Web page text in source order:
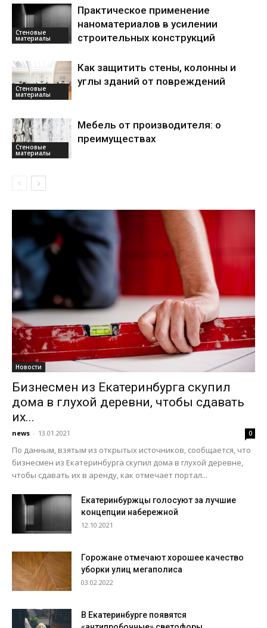
Стеновые
материалы
Практическое применение
наноматериалов в усилении
строительных конструкций
Стеновые
материалы
Как защитить стены, колонны и
углы зданий от повреждений
Стеновые
материалы
Мебель от производителя: о
преимуществах
Новости
Бизнесмен из Екатеринбурга скупил
дома в глухой деревни, чтобы сдавать
их...
news - 13.01.2021 0
По данным, взятым из открытых источников, сообщается, что
бизнесмен из Екатеринбурга скупил дома в глухой деревне,
чтобы сдавать их в аренду, как отмечает портал...
Екатеринбуржцы голосуют за лучшие
концепции набережной
12.10.2021
Горожане отмечают хорошее качество
уборки улиц мегаполиса
03.02.2022
В Екатеринбурге появятся